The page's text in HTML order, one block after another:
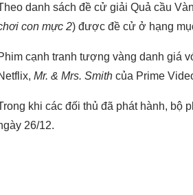
danh sách đề cử giải Quả cầu
con mực 2) được đề cử ở hạng
cạnh tranh tượng vàng danh giá
Mr. & Mrs. Smith của Prime
khi các đối thủ đã phát hành, bộ
26/12.